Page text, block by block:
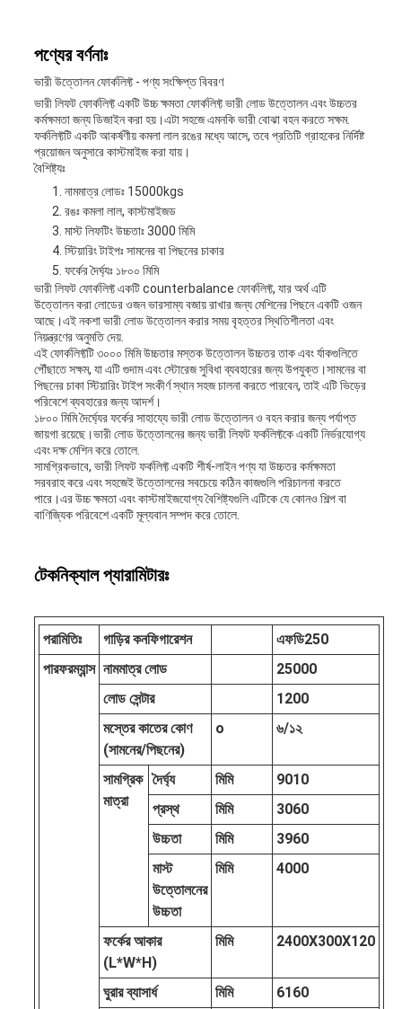
পণ্যের বর্ণনাঃ
ভারী উত্তোলন ফোর্কলিফ্ট - পণ্য সংক্ষিপ্ত বিবরণ
ভারী লিফট ফোর্কলিফ্ট একটি উচ্চ ক্ষমতা ফোর্কলিফ্ট ভারী লোড উত্তোলন এবং উচ্চতর
কর্মক্ষমতা জন্য ডিজাইন করা হয়।এটা সহজে এমনকি ভারী বোঝা বহন করতে সক্ষম.
ফর্কলিফ্টটি একটি আকর্ষণীয় কমলা লাল রঙের মধ্যে আসে, তবে প্রতিটি গ্রাহকের নির্দিষ্ট
প্রয়োজন অনুসারে কাস্টমাইজ করা যায়।
বৈশিষ্ট্যঃ
নামমাত্র লোডঃ 15000kgs
রঙঃ কমলা লাল, কাস্টমাইজড
মাস্ট লিফটিং উচ্চতাঃ 3000 মিমি
স্টিয়ারিং টাইপঃ সামনের বা পিছনের চাকার
ফর্কের দৈর্ঘ্যঃ ১৮০০ মিমি
ভারী লিফট ফোর্কলিফ্ট একটি counterbalance ফোর্কলিফ্ট, যার অর্থ এটি
উত্তোলন করা লোডের ওজন ভারসাম্য বজায় রাখার জন্য মেশিনের পিছনে একটি ওজন
আছে।এই নকশা ভারী লোড উত্তোলন করার সময় বৃহত্তর স্থিতিশীলতা এবং
নিয়ন্ত্রণের অনুমতি দেয়.
এই ফোর্কলিফ্টটি ৩০০০ মিমি উচ্চতার মস্তক উত্তোলন উচ্চতর তাক এবং র্যাকগুলিতে
পৌঁছাতে সক্ষম, যা এটি গুদাম এবং স্টোরেজ সুবিধা ব্যবহারের জন্য উপযুক্ত।সামনের বা
পিছনের চাকা স্টিয়ারিং টাইপ সংকীর্ণ স্থান সহজ চালনা করতে পারবেন, তাই এটি ভিড়ের
পরিবেশে ব্যবহারের জন্য আদর্শ।
১৮০০ মিমি দৈর্ঘ্যের ফর্কের সাহায্যে ভারী লোড উত্তোলন ও বহন করার জন্য পর্যাপ্ত
জায়গা রয়েছে।ভারী লোড উত্তোলনের জন্য ভারী লিফট ফর্কলিফ্টকে একটি নির্ভরযোগ্য
এবং দক্ষ মেশিন করে তোলে.
সামগ্রিকভাবে, ভারী লিফট ফর্কলিফ্ট একটি শীর্ষ-লাইন পণ্য যা উচ্চতর কর্মক্ষমতা
সরবরাহ করে এবং সহজেই উত্তোলনের সবচেয়ে কঠিন কাজগুলি পরিচালনা করতে
পারে।এর উচ্চ ক্ষমতা এবং কাস্টমাইজযোগ্য বৈশিষ্ট্যগুলি এটিকে যে কোনও শিল্প বা
বাণিজ্যিক পরিবেশে একটি মূল্যবান সম্পদ করে তোলে.
টেকনিক্যাল প্যারামিটারঃ
পরামিতিঃ গাড়ির কনফিগারেশন এফডি250
পারফরম্যান্স নামমাত্র লোড
25000
লোড সেন্টার
1200
মস্তের কাতের কোণ
(সামনের/পিছনের)
o ৬/১২
সামগ্রিক
মাত্রা
দৈর্ঘ্য মিমি
9010
প্রস্থ
মিমি
3060
উচ্চতা
মিমি
3960
মাস্ট
উত্তোলনের
উচ্চতা
মিমি 4000
ফর্কের আকার
(L*W*H)
মিমি 2400X300X120
ঘুরার ব্যাসার্ধ মিমি
6160